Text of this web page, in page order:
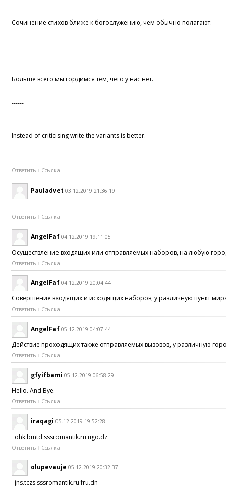
Сочинение стихов ближе к богослужению, чем обычно полагают.
------
Больше всего мы гордимся тем, чего у нас нет.
------
Instead of criticising write the variants is better.
------
Ответить Ссылка
Pauladvet 03.12.2019 21:36:19
Ответить Ссылка
AngelFaf 04.12.2019 19:11:05
Осуществление входящих или отправляемых наборов, на любую
Ответить Ссылка
AngelFaf 04.12.2019 20:04:44
Совершение входящих и исходящих наборов, у различную пункт
Ответить Ссылка
AngelFaf 05.12.2019 04:07:44
Действие проходящих также отправляемых вызовов, у различную
Ответить Ссылка
gfyifbami 05.12.2019 06:58:29
Hello. And Bye.
Ответить Ссылка
iraqagi 05.12.2019 19:52:28
ohk.bmtd.sssromantik.ru.ugo.dz
Ответить Ссылка
olupevauje 05.12.2019 20:32:37
jns.tczs.sssromantik.ru.fru.dn